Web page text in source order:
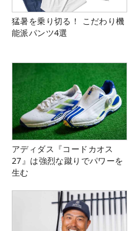
猛暑を乗り切る！ こだわり機
能派パンツ4選
アディダス『コードカオス
27』は強烈な蹴りでパワーを
生む